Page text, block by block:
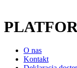
O nas
Kontakt